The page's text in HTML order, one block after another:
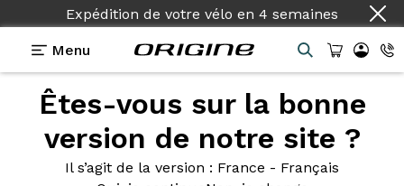
Expédition de votre vélo en 4 semaines
Menu
Êtes-vous sur la bonne
version de notre site ?
Il s’agit de la version : France - Français
Témoignages>Graxx Gravel - Shimano GRX 400 -
Graxx Gravel- Shimano GRX